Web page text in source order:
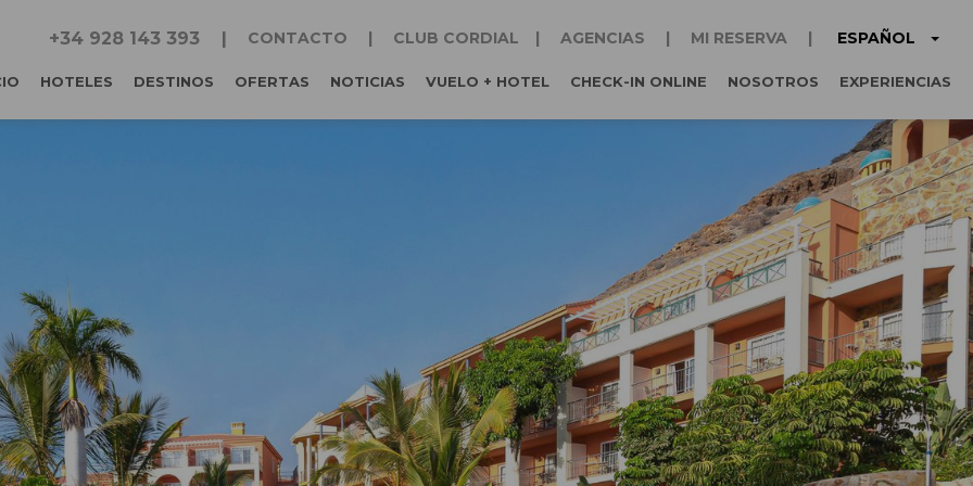
+34 928 143 393 CONTACTO CLUB CORDIAL AGENCIAS MI RESERVA ESPAÑOL
HOTELES DESTINOS OFERTAS NOTICIAS VUELO + HOTEL CHECK-IN ONLINE NOSOTROS EXPERIENCIAS